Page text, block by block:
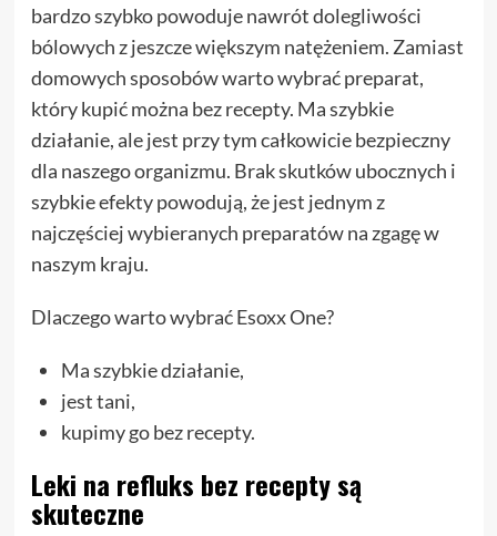
bardzo szybko powoduje nawrót dolegliwości
bólowych z jeszcze większym natężeniem. Zamiast
domowych sposobów warto wybrać preparat,
który kupić można bez recepty. Ma szybkie
działanie, ale jest przy tym całkowicie bezpieczny
dla naszego organizmu. Brak skutków ubocznych i
szybkie efekty powodują, że jest jednym z
najczęściej wybieranych preparatów na zgagę w
naszym kraju.
Dlaczego warto wybrać Esoxx One?
Ma szybkie działanie,
jest tani,
kupimy go bez recepty.
Leki na refluks bez recepty są
skuteczne